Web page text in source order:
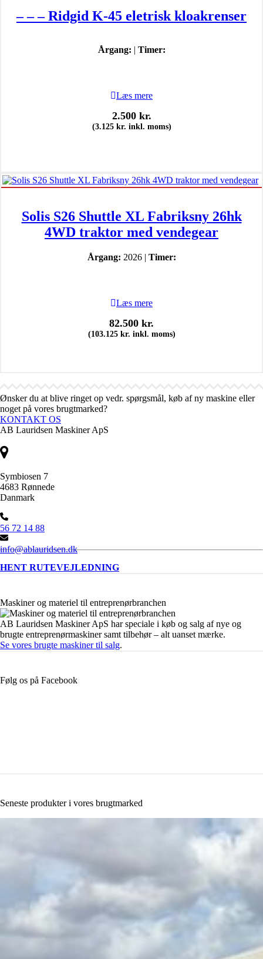
– – – Ridgid K-45 eletrisk kloakrenser
Årgang: | Timer:
Læs mere
2.500 kr.
(3.125 kr. inkl. moms)
Solis S26 Shuttle XL Fabriksny 26hk
4WD traktor med vendegear
Årgang: 2026 | Timer:
Læs mere
82.500 kr.
(103.125 kr. inkl. moms)
Ønsker du at blive ringet op vedr. spørgsmål, køb af ny maskine eller
noget på vores brugtmarked?
KONTAKT OS
AB Lauridsen Maskiner ApS
Symbiosen 7
4683 Rønnede
Danmark
56 72 14 88
info@ablauridsen.dk
HENT RUTEVEJLEDNING
Maskiner og materiel til entreprenørbranchen
AB Lauridsen Maskiner ApS har speciale i køb og salg af nye og
brugte entreprenørmaskiner samt tilbehør – alt uanset mærke.
Se vores brugte maskiner til salg.
Følg os på Facebook
Seneste produkter i vores brugtmarked